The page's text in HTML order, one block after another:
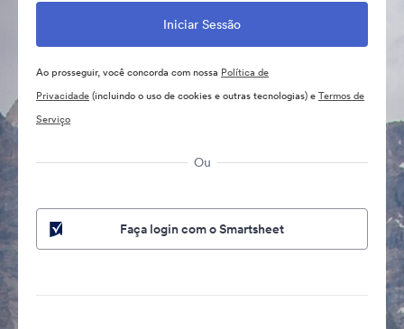
Ao prosseguir, você concorda com nossa Política de
Privacidade(incluindo o uso de cookies e outras tecnologias) eTermos de
Serviço
Ou
Faça login com o Smartsheet